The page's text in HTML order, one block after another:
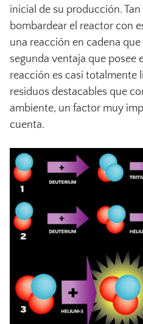
inicial de su producción.
bombardear el reactor con
una reacción en cadena
segunda ventaja que posee
reacción es casi totalmente
residuos destacables que
ambiente, un factor muy
cuenta.